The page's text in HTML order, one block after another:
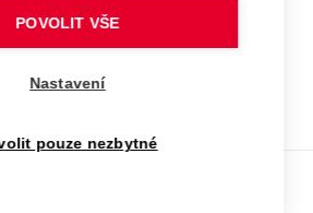
POVOLIT VŠE
Nastavení
pouze nezbytné